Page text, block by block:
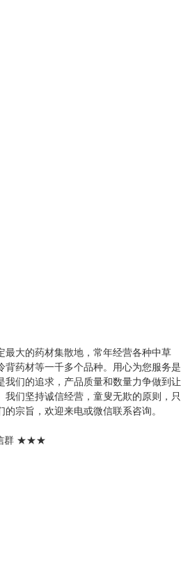
最大的药材集散地，常年经营各种中草
药材等一千多个品种。用心为您服务是
们的追求，产品质量和数量力争做到让
们坚持诚信经营，童叟无欺的原则，只
宗旨，欢迎来电或微信联系咨询。
群 ★★★